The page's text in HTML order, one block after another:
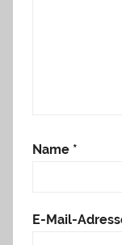
Name *
E-Mail-